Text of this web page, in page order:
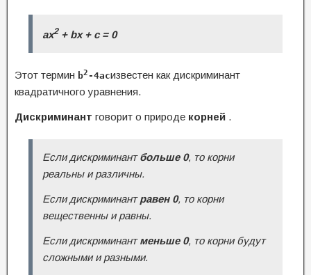
ax2+ bx + c = 0
Этот термин b2 -4acизвестен как дискриминант
квадратичного уравнения.
Дискриминант говорит о природе корней .
Если дискриминантбольше 0, то корни
реальны и различны.
Если дискриминантравен 0, то корни
вещественны и равны.
Если дискриминантменьше 0, то корни будут
сложными и разными.